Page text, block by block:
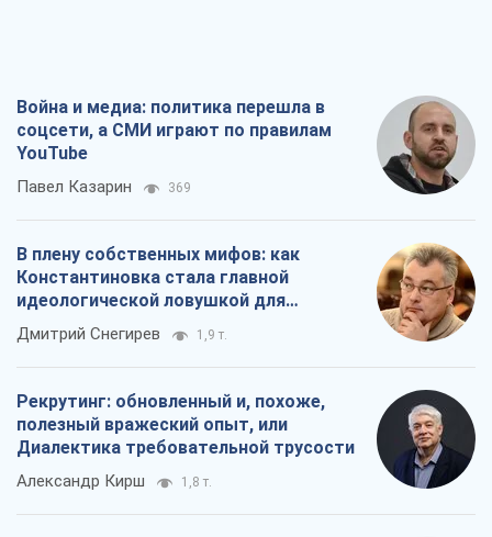
Война и медиа: политика перешла в
соцсети, а СМИ играют по правилам
YouTube
Павел Казарин 369
В плену собственных мифов: как
Константиновка стала главной
идеологической ловушкой для
российских оккупантов
Дмитрий Снегирев 1,9 т.
Рекрутинг: обновленный и, похоже,
полезный вражеский опыт, или
Диалектика требовательной трусости
Александр Кирш 1,8 т.